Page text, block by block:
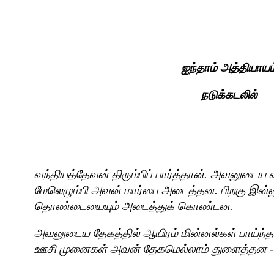
ஐந்தாம்
நடுக்கடலில்
வந்தியத்தேவன் திரும்பிப் பார்த்தான். அவனுடைய
மேலெழும்பி அவன் மார்பை அடைத்தன. பிறகு
தொண்டையையும் அடைத்துக் கொண்டன.
அவனுடைய தேகத்தில் ஆயிரம் மின்னல்கள்
ஊசி முனைகள் அவன் தேகமெல்லாம் துளைத்தன